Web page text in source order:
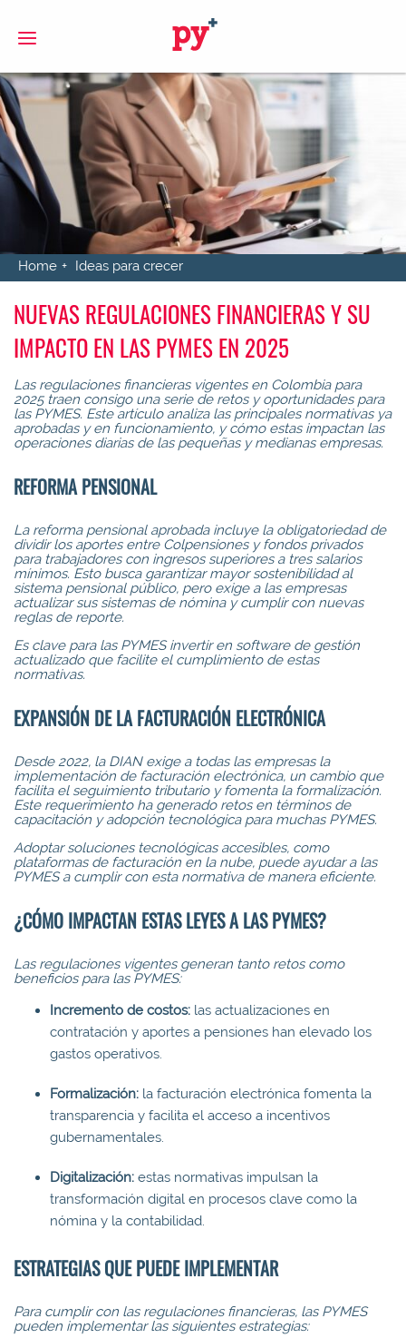
Home Ideas para crecer
NUEVAS REGULACIONES FINANCIERAS Y SU
IMPACTO EN LAS PYMES EN 2025
Las regulaciones financieras vigentes en Colombia para
2025 traen consigo una serie de retos y oportunidades para
las PYMES. Este artículo analiza las principales normativas ya
aprobadas y en funcionamiento, y cómo estas impactan las
operaciones diarias de las pequeñas y medianas empresas.
REFORMA PENSIONAL
La reforma pensional aprobada incluye la obligatoriedad de
dividir los aportes entre Colpensiones y fondos privados
para trabajadores con ingresos superiores a tres salarios
mínimos. Esto busca garantizar mayor sostenibilidad al
sistema pensional público, pero exige a las empresas
actualizar sus sistemas de nómina y cumplir con nuevas
reglas de reporte.
Es clave para las PYMES invertir en software de gestión
actualizado que facilite el cumplimiento de estas
normativas.
EXPANSIÓN DE LA FACTURACIÓN ELECTRÓNICA
Desde 2022, la DIAN exige a todas las empresas la
implementación de facturación electrónica, un cambio que
facilita el seguimiento tributario y fomenta la formalización.
Este requerimiento ha generado retos en términos de
capacitación y adopción tecnológica para muchas PYMES.
Adoptar soluciones tecnológicas accesibles, como
plataformas de facturación en la nube, puede ayudar a las
PYMES a cumplir con esta normativa de manera eficiente.
¿CÓMO IMPACTAN ESTAS LEYES A LAS PYMES?
Las regulaciones vigentes generan tanto retos como
beneficios para las PYMES:
Incremento de costos: las actualizaciones en
contratación y aportes a pensiones han elevado los
gastos operativos.
Formalización: la facturación electrónica fomenta la
transparencia y facilita el acceso a incentivos
gubernamentales.
Digitalización: estas normativas impulsan la
transformación digital en procesos clave como la
nómina y la contabilidad.
ESTRATEGIAS QUE PUEDE IMPLEMENTAR
Para cumplir con las regulaciones financieras, las PYMES
pueden implementar las siguientes estrategias: